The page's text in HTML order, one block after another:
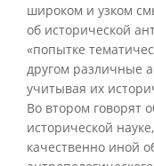
широком и узком
об исторической
«попытке
другом различные
учитывая их
Во втором говорят
исторической
качественно иной